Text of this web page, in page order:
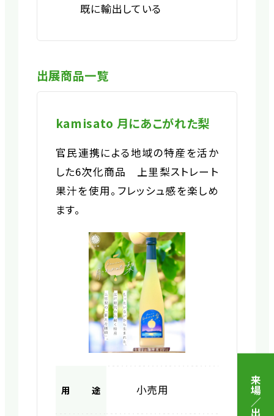
既に輸出している
出展商品一覧
kamisato 月にあこがれた梨
官民連携による地域の特産を活か
した6次化商品 上里梨ストレート
果汁を使用。フレッシュ感を楽しめ
ます。
用途 小売用